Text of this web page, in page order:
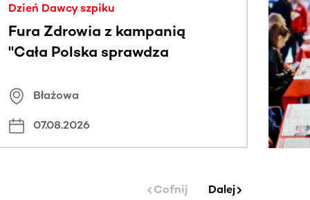
Dzień Dawcy szpiku
Fura Zdrowia z kampanią
"Cała Polska sprawdza
Błażowa
07.08.2026
Cofnij Dalej